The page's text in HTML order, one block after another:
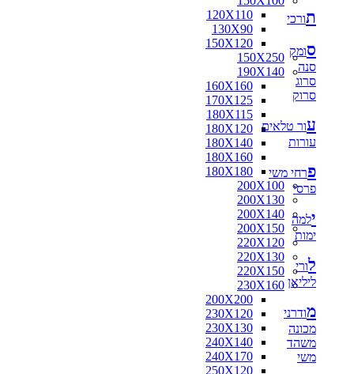
120X110
130X90
150X120
150X250
190X140
160X160
170X125
180X115
180X120
180X140
180X160
180X180
200X100
200X130
200X140
200X150
220X120
220X130
220X150
230X160
200X200
230X120
230X130
240X140
240X170
250X120
תורכי
סומק
סנה
סרוג
סרוק
עור טלאים
עורות
פרחי משי
פרסי
ילמה
ימות
לורי
ליליאן
מודרני
מכונה
משהד
משי